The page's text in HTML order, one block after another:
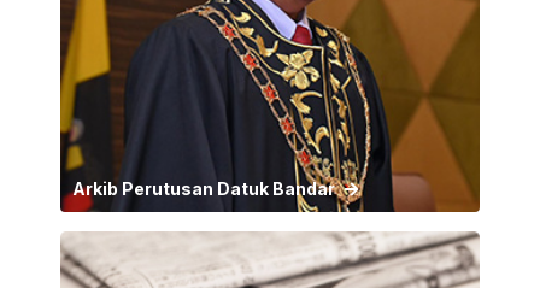
Arkib Perutusan Datuk Bandar